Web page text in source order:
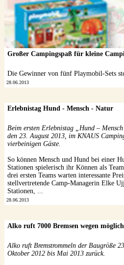
Großer Campingspaß für kleine
Die Gewinner von fünf Playmobil-Sets
28.06.2013
Erlebnistag Hund - Mensch - Natur
Beim ersten Erlebnistag „Hund –
den 23. August 2013, im KNAUS
vierbeinigen Gäste.
So können Mensch und Hund bei einer
Stationen spielerisch ihr Können als
drei ersten Teams warten interessante
stellvertretende Camp-Managerin Elke
Stationen, ...
28.06.2013
Alko ruft 7000 Bremsen wegen
Alko ruft Bremstrommeln der Baugröße
Oktober 2012 bis Mai 2013 zurück.